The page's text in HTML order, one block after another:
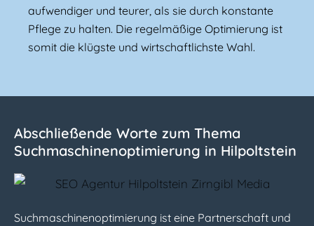
aufwendiger und teurer, als sie durch konstante
Pflege zu halten. Die regelmäßige Optimierung ist
somit die klügste und wirtschaftlichste Wahl.
Abschließende Worte zum Thema
Suchmaschinen­optimierung in Hilpoltstein
Suchmaschinenoptimierung ist eine Partnerschaft und